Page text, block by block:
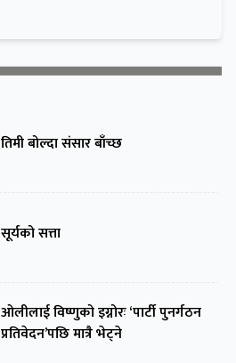
तिमी बोल्दा संसार बाँच्छ
सूर्यको सत्ता
ओलीलाई विष्णुको इग्नोरः ‘पार्टी पुनर्गठन
प्रतिवेदन’पछि मात्रै भेट्ने